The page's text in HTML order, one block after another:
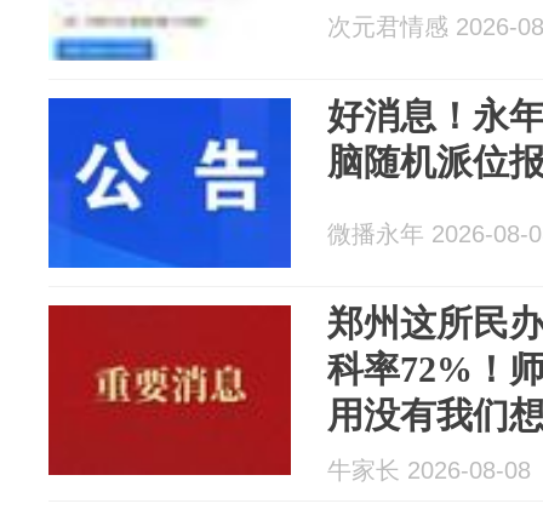
次元君情感 2026-
好消息！永
脑随机派位
微播永年 2026-08-
郑州这所民
科率72%！
用没有我们
牛家长 2026-08-08